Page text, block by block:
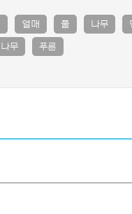
열매 풀 나무
무 푸른